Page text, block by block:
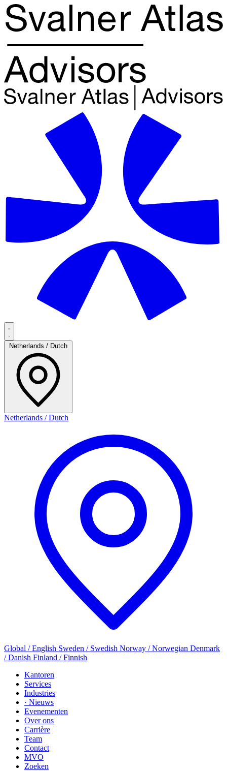
Netherlands / Dutch
Netherlands / Dutch
Global / English Sweden / Swedish Norway / Norwegian Denmark
/ Danish Finland / Finnish
Kantoren
Services
Industries
· Nieuws
Evenementen
Over ons
Carrière
Team
Contact
MVO
Zoeken